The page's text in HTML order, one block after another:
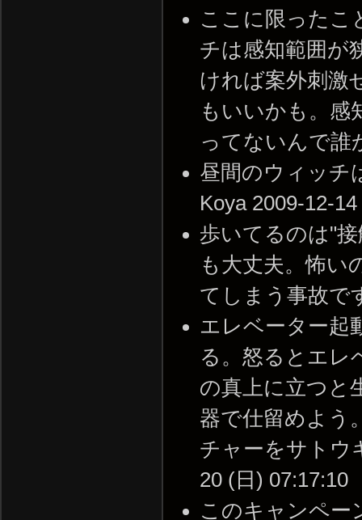
ここに限ったこ
チは感知範囲が
ければ案外刺激
もいいかも。感
ってないんで誰
昼間のウィッチ
Koya 2009-12-
歩いてるのは"
も大丈夫。怖い
てしまう事故で
エレベーター起
る。怒るとエレ
の真上に立つと
器で仕留めよう
チャーをサトウ
20 (日) 07:17:10
このキャンペー